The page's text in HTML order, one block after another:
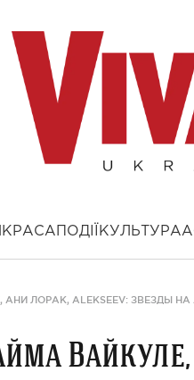
КРАСА ПОДІЇ КУЛЬТУРА
ALEKSEEV: ЗВЕЗДЫ НА